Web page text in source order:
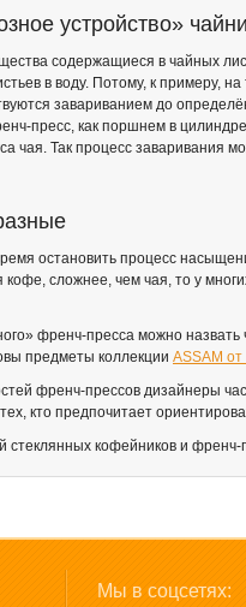
устройство»
содержащиеся в чайных
в воду. Потому, к
завариванием до
пресс, как поршнем в
чая. Так процесс заваривания
остановить процесс
кофе, сложнее, чем чая, то у
френч-пресса можно
предметы коллекции ASSAM
френч-прессов дизайнеры
кто предпочитает
кофейников и
Мы в соцсетях: